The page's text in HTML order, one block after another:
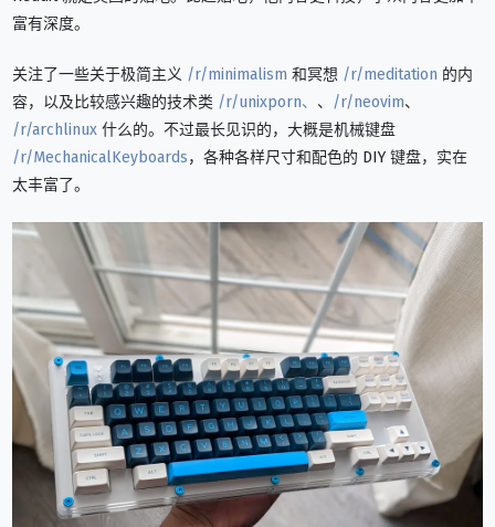
富有深度。
关注了一些关于极简主义 /r/minimalism 和冥想 /r/meditation 的内
容，以及比较感兴趣的技术类 /r/unixporn、 、 /r/neovim、
/r/archlinux 什么的。不过最长见识的，大概是机械键盘
/r/MechanicalKeyboards，各种各样尺寸和配色的 DIY 键盘，实在
太丰富了。